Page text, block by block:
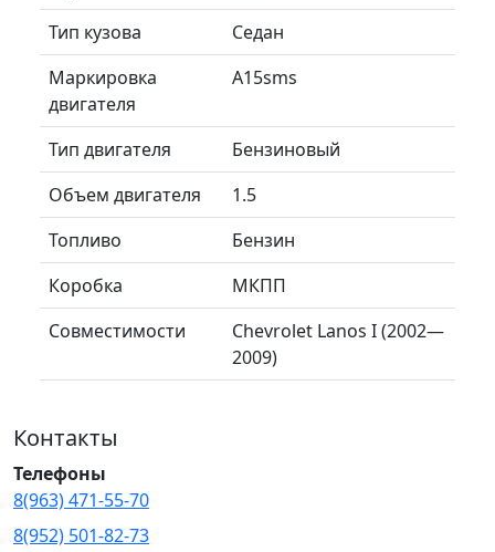
Тип кузова
Седан
Маркировка
двигателя
A15sms
Тип двигателя
Бензиновый
Объем двигателя
1.5
Топливо
Бензин
Коробка
МКПП
Совместимости
Chevrolet Lanos I (2002—
2009)
Контакты
Телефоны
8(963) 471-55-70
8(952) 501-82-73